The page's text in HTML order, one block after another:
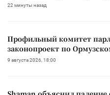
22 минуты назад
Профильный комитет
законопроект по
9 августа 2026, 18:00